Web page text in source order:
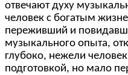
отвечают духу
человек с богатым
переживший и
музыкального опыта,
глубоко, нежели
подготовкой, но мало